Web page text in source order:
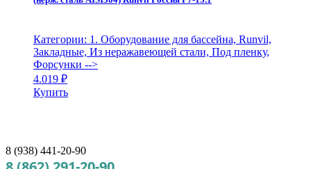
Категории: 1. Оборудование для бассейна, Runvil,
Закладные, Из неражавеющей стали, Под пленку,
Форсунки -->
4.019 ₽
Купить
8 (938) 441-20-90